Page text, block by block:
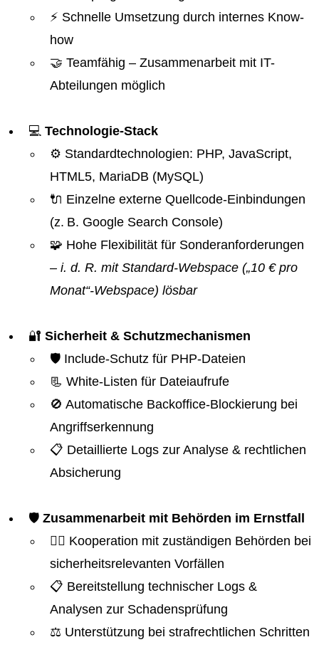
⚡ Schnelle Umsetzung durch internes Know-
how
🤝 Teamfähig – Zusammenarbeit mit IT-
Abteilungen möglich
💻 Technologie-Stack
⚙️ Standardtechnologien: PHP, JavaScript,
HTML5, MariaDB (MySQL)
🔌 Einzelne externe Quellcode-Einbindungen
(z. B. Google Search Console)
🧩 Hohe Flexibilität für Sonderanforderungen
– i. d. R. mit Standard-Webspace („10 € pro
Monat“-Webspace) lösbar
🔐 Sicherheit & Schutzmechanismen
🛡️ Include-Schutz für PHP-Dateien
📃 White-Listen für Dateiaufrufe
🚫 Automatische Backoffice-Blockierung bei
Angriffserkennung
📋 Detaillierte Logs zur Analyse & rechtlichen
Absicherung
🛡️ Zusammenarbeit mit Behörden im Ernstfall
👮‍♂️ Kooperation mit zuständigen Behörden bei
sicherheitsrelevanten Vorfällen
📋 Bereitstellung technischer Logs &
Analysen zur Schadensprüfung
⚖️ Unterstützung bei strafrechtlichen Schritten